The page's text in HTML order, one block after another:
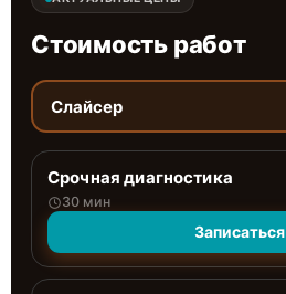
Стоимость работ
Слайсер
Срочная диагностика
30 мин
Записаться